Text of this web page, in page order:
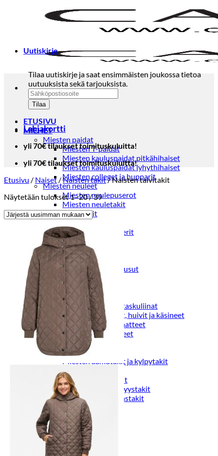
ETUSIVU
MIEHET
Miesten paidat
Miesten T-paidat
Miesten kauluspaidat pitkähihaiset
Miesten kauluspaidat lyhythihaiset
Miesten colleget ja hupparit
Miesten neuleet
Miesten neulepuserot
Miesten neuletakit
Puvut ja blazerit
Puvut
Puvuntakit ja blazerit
Miesten housut
Miesten housut
Miesten farkut
Miesten collegehousut
Miesten shortsit
Miesten asusteet
Vyöt ja olkaimet
Solmiot, rusetit ja taskuliinat
Miesten päähineet, huivit ja käsineet
Miesten yöasut ja alusvaatteet
Miesten alusvaatteet
Miesten sukat
Miesten yöasut
Miesten aamutakit ja kylpytakit
Miesten takit
Miesten nahkatakit
Miesten kevät-ja syystakit
Miesten villakangastakit
Miesten talvitakit
NAISET
Naisten paidat
Naisten colleget
Paidat, tunikat ja jakut
Trikoopaidat
Uutiskirje
Tilaa uutiskirje ja saat ensimmäisten joukossa tietoa
uutuuksista sekä tarjouksista.
Lahjakortti
yli 70€ tilaukset toimituskuluitta!
yli 70€ tilaukset toimituskuluitta!
Etusivu / Naiset /Naisten takit/Naisten talvitakit
Näytetään tulokset 1–20 / 39Sorted
by